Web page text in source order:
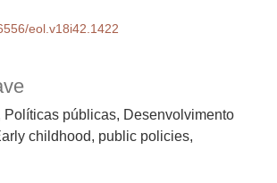
Políticas públicas, Desenvolvimento
childhood, public policies,
eol.v18i42.1422